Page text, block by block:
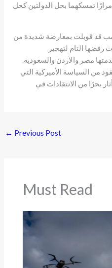
تمسكهما بحل الدولتين كحل
قد قوبلت بمعارضة شديدة من
رفضها التام لتهجير
مصر والأردن والسعودية.
من السياسة الأميركية التي
بحرًا من الانتقادات في
← Previous Post
Must Read